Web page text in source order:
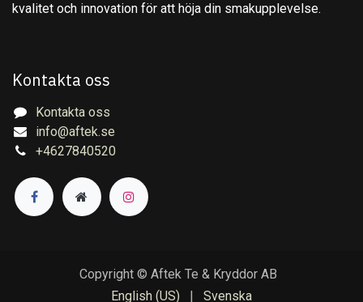
kvalitet och innovation för att höja din smakupplevelse.
Kontakta oss
Kontakta oss
info@aftek.se
+4627840520
Copyright © Aftek Te & Kryddor AB
English (US)
| Svenska